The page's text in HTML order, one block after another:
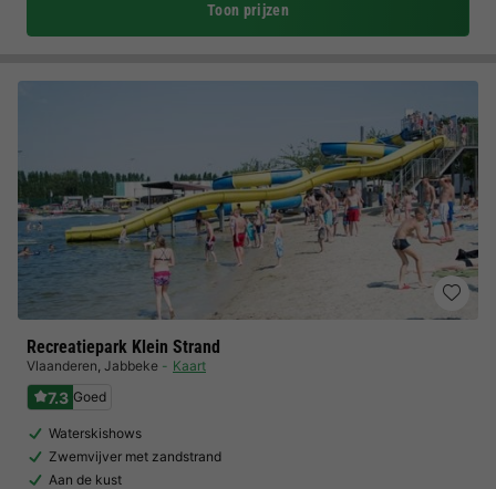
Toon prijzen
Recreatiepark Klein Strand
Vlaanderen, Jabbeke Kaart
7.3 Goed
Waterskishows
Zwemvijver met zandstrand
Aan de kust